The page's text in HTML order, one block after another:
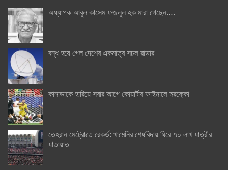
অধ্যাপক আবুল কাসেম ফজলুল হক মারা গেছেন….
বন্ধ হয়ে গেল দেশের একমাত্র সচল রাডার
কানাডাকে হারিয়ে সবার আগে কোয়ার্টার ফাইনালে মরক্কো
তেহরান মেট্রোতে রেকর্ড: খামেনির শেষবিদায় ঘিরে ৭০ লাখ যাত্রীর
যাতায়াত